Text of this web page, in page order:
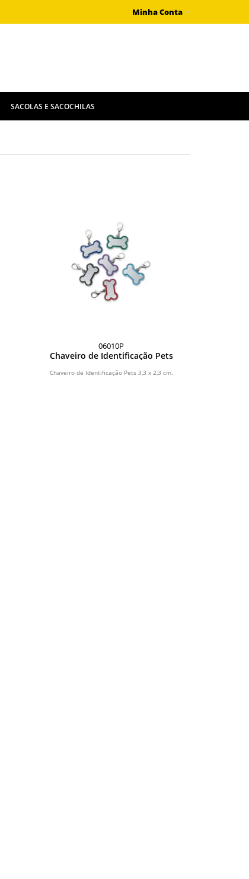
Minha Conta
SACOLAS E SACOCHILAS
06010P
Chaveiro de Identificação Pets
Chaveiro de Identificação Pets 3,3 x 2,3 cm.